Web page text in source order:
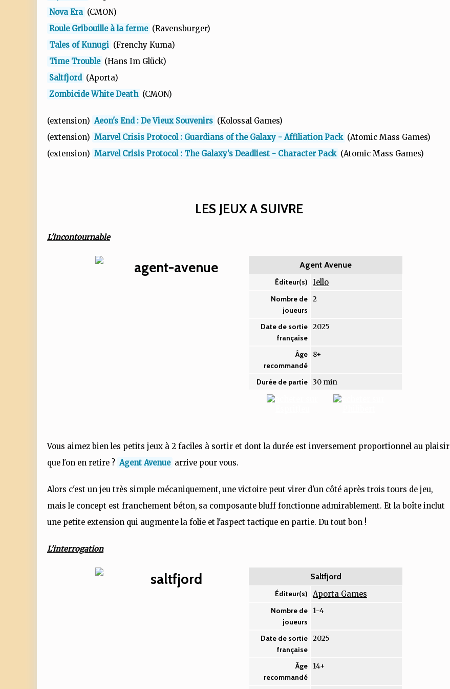
Nova Era (CMON)
Roule Gribouille à la ferme (Ravensburger)
Tales of Kunugi (Frenchy Kuma)
Time Trouble (Hans Im Glück)
Saltfjord (Aporta)
Zombicide White Death (CMON)
(extension) Aeon's End : De Vieux Souvenirs (Kolossal Games)
(extension) Marvel Crisis Protocol : Guardians of the Galaxy - Affiliation Pack (Atomic Mass Games)
(extension) Marvel Crisis Protocol : The Galaxy’s Deadliest - Character Pack (Atomic Mass Games)
LES JEUX A SUIVRE
L'incontournable
Agent Avenue
Éditeur(s) Iello
Nombre de
joueurs
2
Date de sortie
française
2025
Âge
recommandé
8+
Durée de partie 30 min
Vous aimez bien les petits jeux à 2 faciles à sortir et dont la durée est inversement proportionnel au plaisir
que l'on en retire ? Agent Avenue arrive pour vous.
Alors c'est un jeu très simple mécaniquement, une victoire peut virer d'un côté après trois tours de jeu,
mais le concept est franchement béton, sa composante bluff fonctionne admirablement. Et la boîte inclut
une petite extension qui augmente la folie et l'aspect tactique en partie. Du tout bon !
L'interrogation
Saltfjord
Éditeur(s) Aporta Games
Nombre de
joueurs
1-4
Date de sortie
française
2025
Âge
recommandé
14+